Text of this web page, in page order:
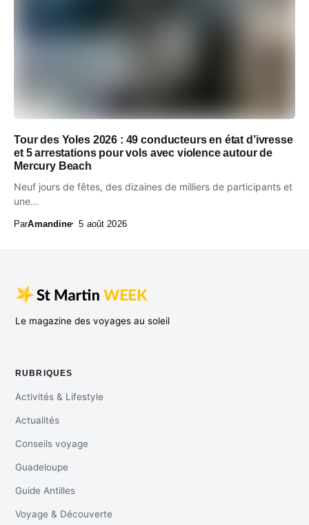
Tour des Yoles 2026 : 49 conducteurs en état d’ivresse
et 5 arrestations pour vols avec violence autour de
Mercury Beach
Neuf jours de fêtes, des dizaines de milliers de participants et
une...
ParAmandine 5 août 2026
Le magazine des voyages au soleil
RUBRIQUES
Activités & Lifestyle
Actualités
Conseils voyage
Guadeloupe
Guide Antilles
Voyage & Découverte